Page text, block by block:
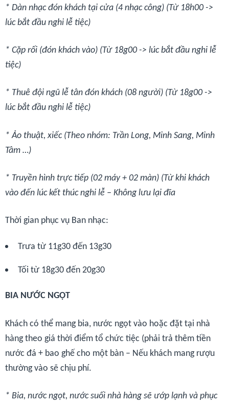
* Dàn nhạc đón khách tại cửa (4 nhạc công) (Từ 18h00 ->
lúc bắt đầu nghi lễ tiệc)
* Cặp rối (đón khách vào) (Từ 18g00 -> lúc bắt đầu nghi lễ
tiệc)
* Thuê đội ngũ lễ tân đón khách (08 người) (Từ 18g00 ->
lúc bắt đầu nghi lễ tiệc)
* Ảo thuật, xiếc (Theo nhóm: Trần Long, Minh Sang, Minh
Tâm …)
* Truyền hình trực tiếp (02 máy + 02 màn) (Từ khi khách
vào đến lúc kết thúc nghi lễ – Không lưu lại đĩa
Thời gian phục vụ Ban nhạc:
Trưa từ 11g30 đến 13g30
Tối từ 18g30 đến 20g30
BIA NƯỚC NGỌT
Khách có thể mang bia, nước ngọt vào hoặc đặt tại nhà
hàng theo giá thời điểm tổ chức tiệc (phải trả thêm tiền
nước đá + bao ghế cho một bàn – Nếu khách mang rượu
thường vào sẽ chịu phí.
* Bia, nước ngọt, nước suối nhà hàng sẽ ướp lạnh và phục